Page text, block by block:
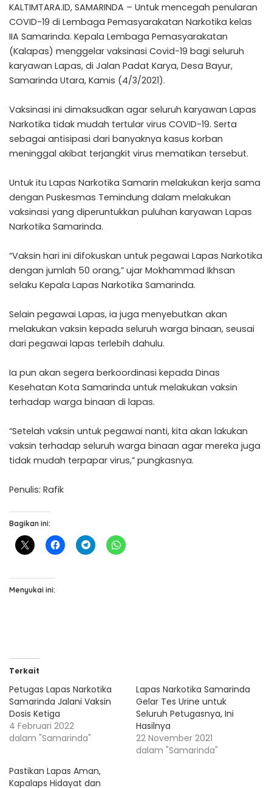
KALTIMTARA.ID, SAMARINDA – Untuk mencegah penularan
COVID-19 di Lembaga Pemasyarakatan Narkotika kelas
IIA Samarinda. Kepala Lembaga Pemasyarakatan
(Kalapas) menggelar vaksinasi Covid-19 bagi seluruh
karyawan Lapas, di Jalan Padat Karya, Desa Bayur,
Samarinda Utara, Kamis (4/3/2021).
Vaksinasi ini dimaksudkan agar seluruh karyawan Lapas
Narkotika tidak mudah tertular virus COVID-19. Serta
sebagai antisipasi dari banyaknya kasus korban
meninggal akibat terjangkit virus mematikan tersebut.
Untuk itu Lapas Narkotika Samarin melakukan kerja sama
dengan Puskesmas Temindung dalam melakukan
vaksinasi yang diperuntukkan puluhan karyawan Lapas
Narkotika Samarinda.
“Vaksin hari ini difokuskan untuk pegawai Lapas Narkotika
dengan jumlah 50 orang,” ujar Mokhammad Ikhsan
selaku Kepala Lapas Narkotika Samarinda.
Selain pegawai Lapas, ia juga menyebutkan akan
melakukan vaksin kepada seluruh warga binaan, seusai
dari pegawai lapas terlebih dahulu.
Ia pun akan segera berkoordinasi kepada Dinas
Kesehatan Kota Samarinda untuk melakukan vaksin
terhadap warga binaan di lapas.
“Setelah vaksin untuk pegawai nanti, kita akan lakukan
vaksin terhadap seluruh warga binaan agar mereka juga
tidak mudah terpapar virus,” pungkasnya.
Penulis: Rafik
Bagikan ini:
Menyukai ini:
Terkait
Petugas Lapas Narkotika
Samarinda Jalani Vaksin
Dosis Ketiga
4 Februari 2022
dalam "Samarinda"
Lapas Narkotika Samarinda
Gelar Tes Urine untuk
Seluruh Petugasnya, Ini
Hasilnya
22 November 2021
dalam "Samarinda"
Pastikan Lapas Aman,
Kapalaps Hidayat dan